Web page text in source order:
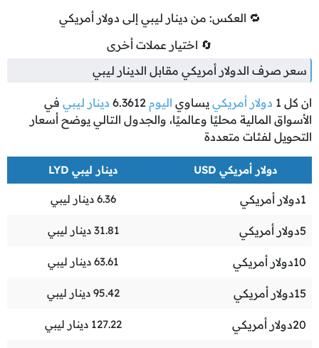
🔁 العكس: من دينار ليبي إلى دولار أمريكي
🔄 اختيار عملات أخرى
سعر صرف الدولار أمريكي مقابل الدينار ليبي
ان كل 1 دولار أمريكي يساوي اليوم 6.3612 دينار ليبي في
الأسواق المالية محليًا وعالميًا، والجدول التالي يوضح أسعار
التحويل لفئات متعددة
دولار أمريكي USD دينار ليبي LYD
1دولار أمريكي 6.36 دينار ليبي
5دولار أمريكي 31.81 دينار ليبي
10دولار أمريكي 63.61 دينار ليبي
15دولار أمريكي 95.42 دينار ليبي
20دولار أمريكي 127.22 دينار ليبي